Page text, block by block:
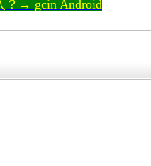
？→ gcin Android